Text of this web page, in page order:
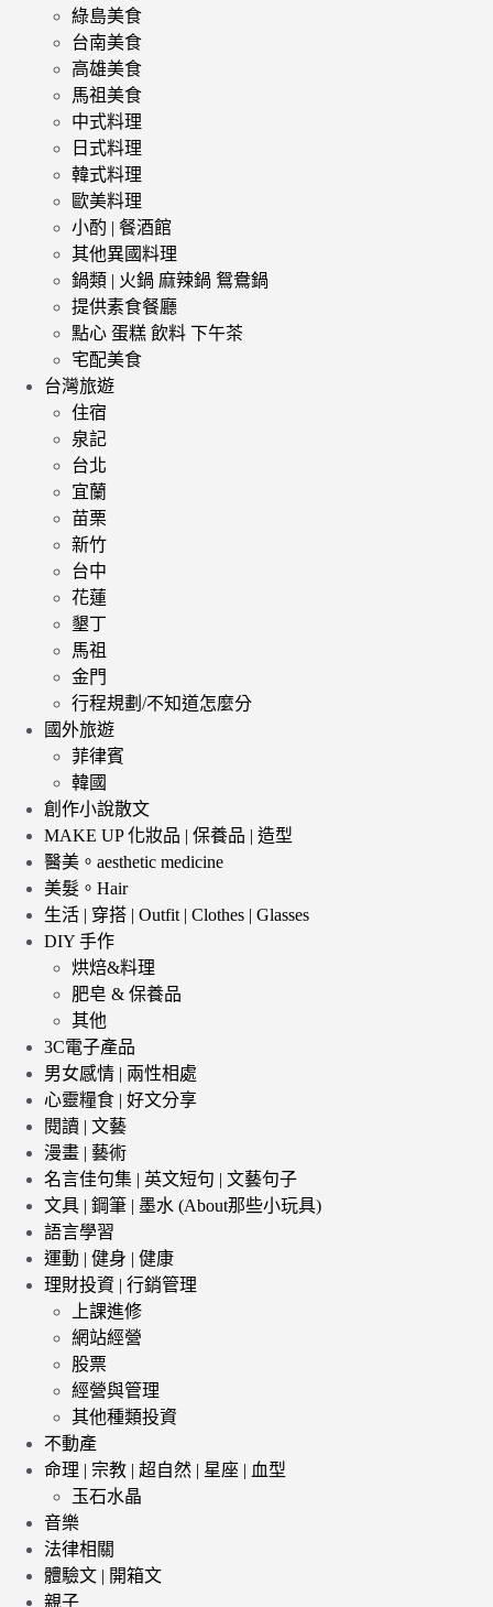
綠島美食
台南美食
高雄美食
馬祖美食
中式料理
日式料理
韓式料理
歐美料理
小酌 | 餐酒館
其他異國料理
鍋類 | 火鍋 麻辣鍋 鴛鴦鍋
提供素食餐廳
點心 蛋糕 飲料 下午茶
宅配美食
台灣旅遊
住宿
泉記
台北
宜蘭
苗栗
新竹
台中
花蓮
墾丁
馬祖
金門
行程規劃/不知道怎麼分
國外旅遊
菲律賓
韓國
創作小說散文
MAKE UP 化妝品 | 保養品 | 造型
醫美。aesthetic medicine
美髮。Hair
生活 | 穿搭 | Outfit | Clothes | Glasses
DIY 手作
烘焙&料理
肥皂 & 保養品
其他
3C電子產品
男女感情 | 兩性相處
心靈糧食 | 好文分享
閱讀 | 文藝
漫畫 | 藝術
名言佳句集 | 英文短句 | 文藝句子
文具 | 鋼筆 | 墨水 (About那些小玩具)
語言學習
運動 | 健身 | 健康
理財投資 | 行銷管理
上課進修
網站經營
股票
經營與管理
其他種類投資
不動產
命理 | 宗教 | 超自然 | 星座 | 血型
玉石水晶
音樂
法律相關
體驗文 | 開箱文
親子